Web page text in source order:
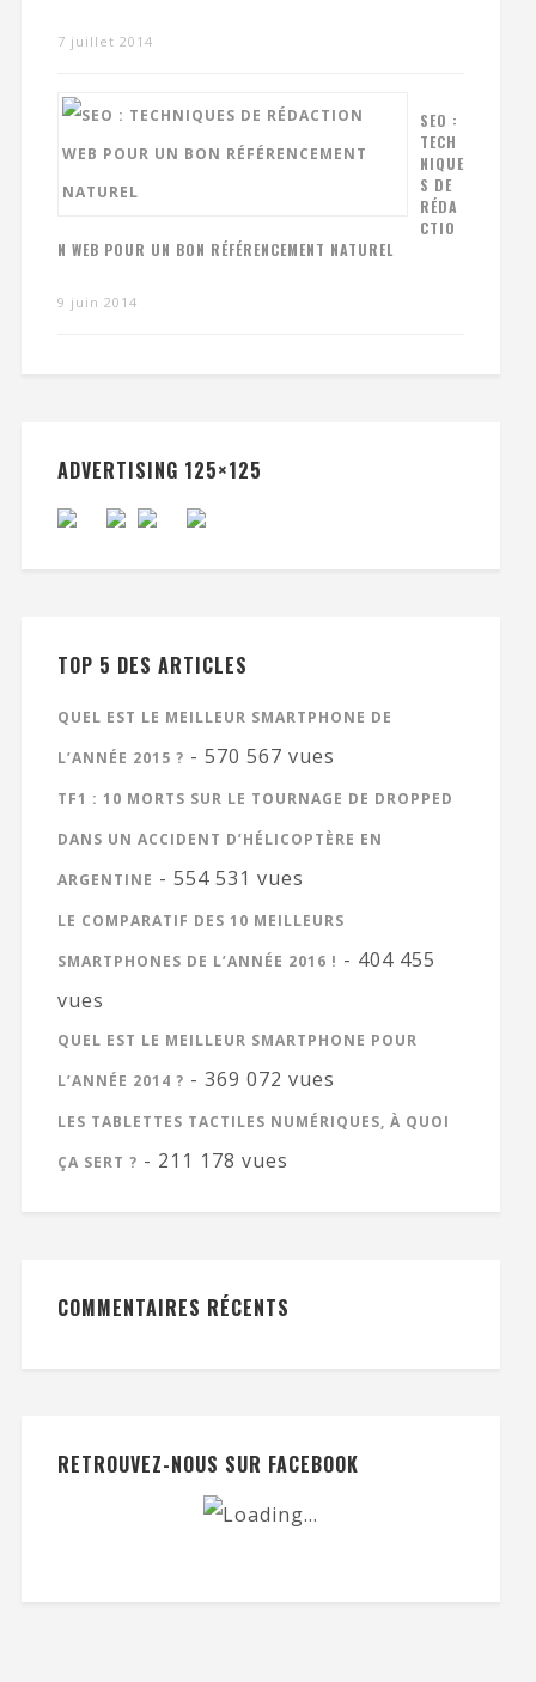
7 juillet 2014
SEO :
TECH
NIQUE
S DE
RÉDA
CTIO
N WEB POUR UN BON RÉFÉRENCEMENT NATUREL
9 juin 2014
ADVERTISING 125×125
TOP 5 DES ARTICLES
QUEL EST LE MEILLEUR SMARTPHONE DE
L’ANNÉE 2015 ? - 570 567 vues
TF1 : 10 MORTS SUR LE TOURNAGE DE DROPPED
DANS UN ACCIDENT D’HÉLICOPTÈRE EN
ARGENTINE - 554 531 vues
LE COMPARATIF DES 10 MEILLEURS
SMARTPHONES DE L’ANNÉE 2016 ! - 404 455
vues
QUEL EST LE MEILLEUR SMARTPHONE POUR
L’ANNÉE 2014 ? - 369 072 vues
LES TABLETTES TACTILES NUMÉRIQUES, À QUOI
ÇA SERT ? - 211 178 vues
COMMENTAIRES RÉCENTS
RETROUVEZ-NOUS SUR FACEBOOK